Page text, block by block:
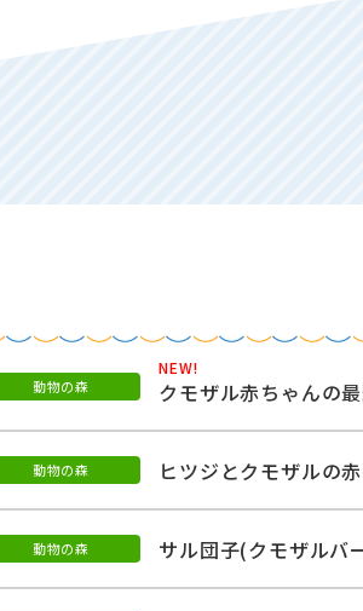
動物の森 クモザル赤ちゃんの
動物の森 ヒツジとクモザルの
動物の森 サル団子(クモザルバ